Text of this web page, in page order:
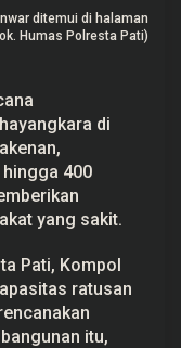
ditemui di halaman
Humas Polresta Pati)
di
400
yang sakit.
Pati, Kompol
ratusan
itu,